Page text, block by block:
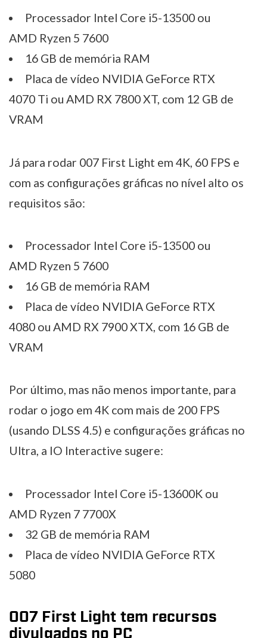
Processador Intel Core i5-13500 ou
AMD Ryzen 5 7600
16 GB de memória RAM
Placa de vídeo NVIDIA GeForce RTX
4070 Ti ou AMD RX 7800 XT, com 12 GB de
VRAM
Já para rodar 007 First Light em 4K, 60 FPS e
com as configurações gráficas no nível alto os
requisitos são:
Processador Intel Core i5-13500 ou
AMD Ryzen 5 7600
16 GB de memória RAM
Placa de vídeo NVIDIA GeForce RTX
4080 ou AMD RX 7900 XTX, com 16 GB de
VRAM
Por último, mas não menos importante, para
rodar o jogo em 4K com mais de 200 FPS
(usando DLSS 4.5) e configurações gráficas no
Ultra, a IO Interactive sugere:
Processador Intel Core i5-13600K ou
AMD Ryzen 7 7700X
32 GB de memória RAM
Placa de vídeo NVIDIA GeForce RTX
5080
007 First Light tem recursos
divulgados no PC